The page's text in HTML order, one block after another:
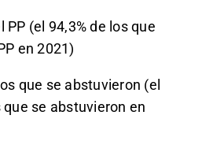
PP (el 94,3% de los que
en 2021)
que se abstuvieron (el
que se abstuvieron en